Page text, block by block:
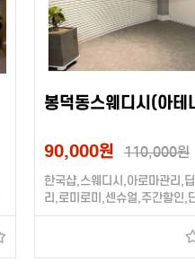
봉덕동스웨디시(아테
90,000원 110,000원
한국샵,스웨디시,아로마관리,
리,로미로미,센슈얼,주간할인,
대관리사)